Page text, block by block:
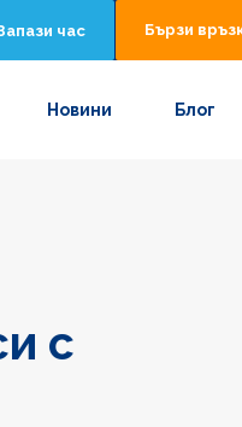
час Бързи
Новини Блог
с